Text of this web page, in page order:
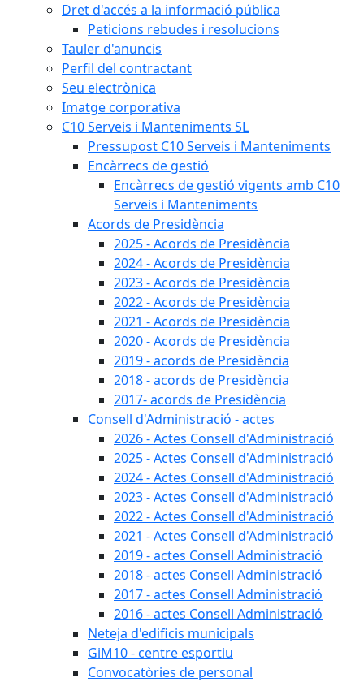
Dret d'accés a la informació pública
Peticions rebudes i resolucions
Tauler d'anuncis
Perfil del contractant
Seu electrònica
Imatge corporativa
C10 Serveis i Manteniments SL
Pressupost C10 Serveis i Manteniments
Encàrrecs de gestió
Encàrrecs de gestió vigents amb C10
Serveis i Manteniments
Acords de Presidència
2025 - Acords de Presidència
2024 - Acords de Presidència
2023 - Acords de Presidència
2022 - Acords de Presidència
2021 - Acords de Presidència
2020 - Acords de Presidència
2019 - acords de Presidència
2018 - acords de Presidència
2017- acords de Presidència
Consell d'Administració - actes
2026 - Actes Consell d'Administració
2025 - Actes Consell d'Administració
2024 - Actes Consell d'Administració
2023 - Actes Consell d'Administració
2022 - Actes Consell d'Administració
2021 - Actes Consell d'Administració
2019 - actes Consell Administració
2018 - actes Consell Administració
2017 - actes Consell Administració
2016 - actes Consell Administració
Neteja d'edificis municipals
GiM10 - centre esportiu
Convocatòries de personal